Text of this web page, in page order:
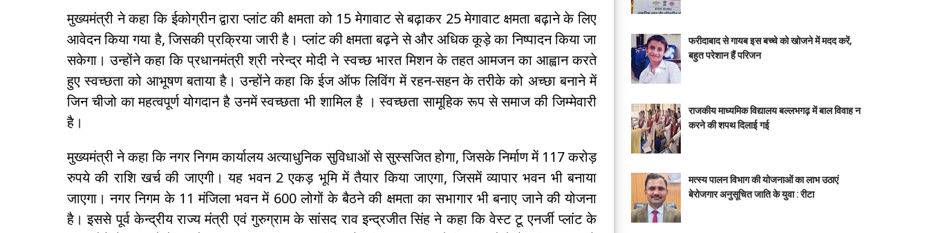
मुख्यमंत्री ने कहा कि ईकोग्रीन द्वारा प्लांट की क्षमता को 15 मेगावाट से बढ़ाकर 25 मेगावाट क्षमता बढ़ाने के लिए
आवेदन किया गया है, जिसकी प्रक्रिया जारी है। प्लांट की क्षमता बढ़ने से और अधिक कूड़े का निष्पादन किया जा
सकेगा। उन्होंने कहा कि प्रधानमंत्री श्री नरेन्द्र मोदी ने स्वच्छ भारत मिशन के तहत आमजन का आह्वान करते
हुए स्वच्छता को आभूषण बताया है। उन्होंने कहा कि ईज ऑफ लिविंग में रहन-सहन के तरीके को अच्छा बनाने में
जिन चीजो का महत्वपूर्ण योगदान है उनमें स्वच्छता भी शामिल है । स्वच्छता सामूहिक रूप से समाज की जिम्मेवारी
है।
मुख्यमंत्री ने कहा कि नगर निगम कार्यालय अत्याधुनिक सुविधाओं से सुस्सजित होगा, जिसके निर्माण में 117 करोड़
रुपये की राशि खर्च की जाएगी। यह भवन 2 एकड़ भूमि में तैयार किया जाएगा, जिसमें व्यापार भवन भी बनाया
जाएगा। नगर निगम के 11 मंजिला भवन में 600 लोगों के बैठने की क्षमता का सभागार भी बनाए जाने की योजना
है। इससे पूर्व केन्द्रीय राज्य मंत्री एवं गुरुग्राम के सांसद राव इन्द्रजीत सिंह ने कहा कि वेस्ट टू एनर्जी प्लांट के
फरीदाबाद से गायब इस बच्चे को खोजने में मदद करें,
बहुत परेशान हैं परिजन
राजकीय माध्यमिक विद्यालय बल्लभगढ़ में बाल विवाह न
करने की शपथ दिलाई गई
मत्स्य पालन विभाग की योजनाओं का लाभ उठाएं
बेरोजगार अनुसूचित जाति के युवा : रीटा